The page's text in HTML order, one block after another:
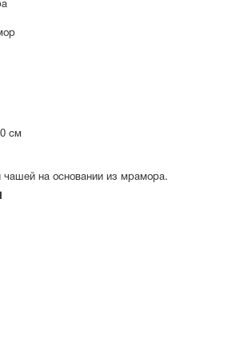
см
чашей на основании из мрамора.